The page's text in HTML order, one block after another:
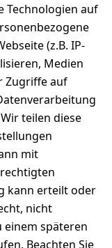
Technologien auf
(z.B. IP-
Medien
Zugriffe auf
teilen diese
mit
kann erteilt oder
nicht
einem späteren
Beachten Sie
Zahle
bequem per